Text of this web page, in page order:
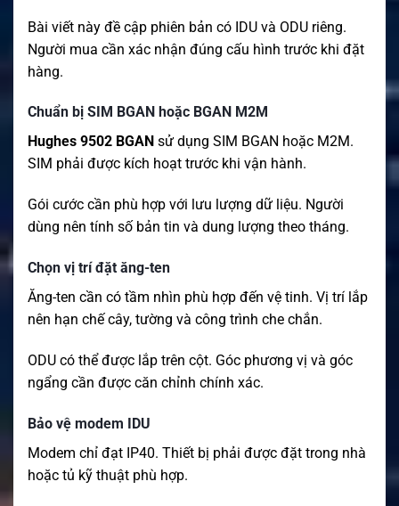
Bài viết này đề cập phiên bản có IDU và ODU riêng.
Người mua cần xác nhận đúng cấu hình trước khi đặt
hàng.
Chuẩn bị SIM BGAN hoặc BGAN M2M
Hughes 9502 BGAN sử dụng SIM BGAN hoặc M2M.
SIM phải được kích hoạt trước khi vận hành.
Gói cước cần phù hợp với lưu lượng dữ liệu. Người
dùng nên tính số bản tin và dung lượng theo tháng.
Chọn vị trí đặt ăng-ten
Ăng-ten cần có tầm nhìn phù hợp đến vệ tinh. Vị trí lắp
nên hạn chế cây, tường và công trình che chắn.
ODU có thể được lắp trên cột. Góc phương vị và góc
ngẩng cần được căn chỉnh chính xác.
Bảo vệ modem IDU
Modem chỉ đạt IP40. Thiết bị phải được đặt trong nhà
hoặc tủ kỹ thuật phù hợp.